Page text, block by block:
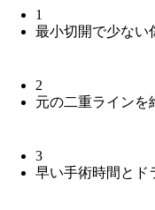
1
最小切開で少ない
2
元の二重ラインを
3
早い手術時間とド